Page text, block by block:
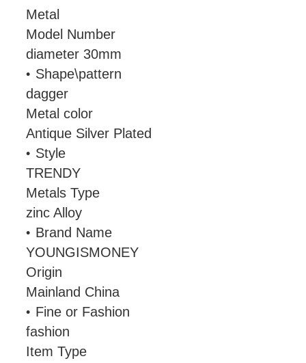
Metal
Model Number
diameter 30mm
Shape\pattern
dagger
Metal color
Antique Silver Plated
Style
TRENDY
Metals Type
zinc Alloy
Brand Name
YOUNGISMONEY
Origin
Mainland China
Fine or Fashion
fashion
Item Type